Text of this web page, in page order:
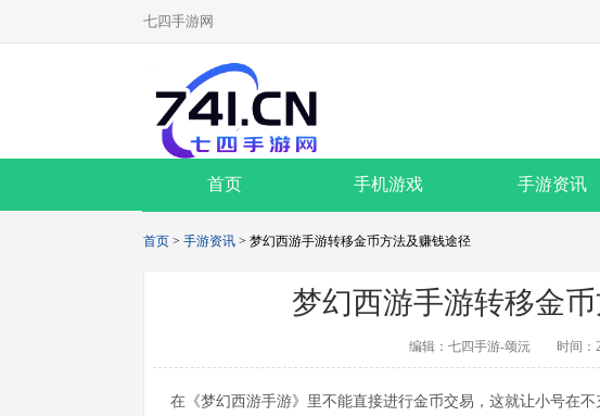
七四手游网
首页 手机游戏 手游资讯
首页 > 手游资讯 > 梦幻西游手游转移金币方法及赚钱途径
梦幻西游手游转移金
编辑：七四手游-颂沅 时间：
在《梦幻西游手游》里不能直接进行金币交易，这就让小号在